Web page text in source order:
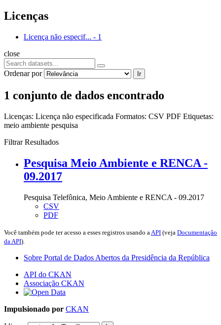
Licenças
Licença não especif... - 1
close
Ordenar por Ir
1 conjunto de dados encontrado
Licenças: Licença não especificada Formatos: CSV PDF Etiquetas:
meio ambiente pesquisa
Filtrar Resultados
Pesquisa Meio Ambiente e RENCA -
09.2017
Pesquisa Telefônica, Meio Ambiente e RENCA - 09.2017
CSV
PDF
Você também pode ter acesso a esses registros usando a API (veja Documentação
da API).
Sobre Portal de Dados Abertos da Presidência da República
API do CKAN
Associação CKAN
Impulsionado por CKAN